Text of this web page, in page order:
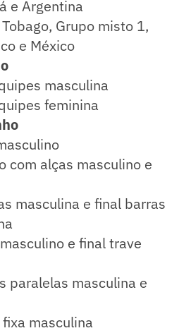
e Argentina
Grupo misto 1,
e México
masculina
feminina
com alças masculino e
masculina e final barras
e final trave
paralelas masculina e
masculina